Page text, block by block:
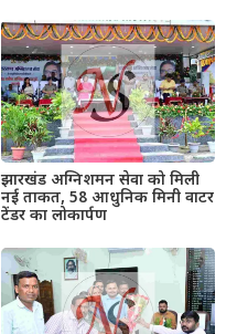
झारखंड अग्निशमन सेवा को मिली
नई ताकत, 58 आधुनिक मिनी वाटर
टेंडर का लोकार्पण